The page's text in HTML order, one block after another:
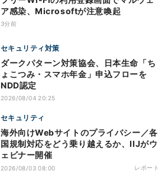
ア感染、Microsoftが注意喚起
3分前
セキュリティ対策
ダークパターン対策協会、日本生命「ち
ょこつみ・スマホ年金」申込フローを
NDD認定
2026/08/04 20:25
セキュリティ
海外向けWebサイトのプライバシー／各
国規制対応をどう乗り越えるか、IIJがウ
ェビナー開催
2026/08/03 08:00 レポート